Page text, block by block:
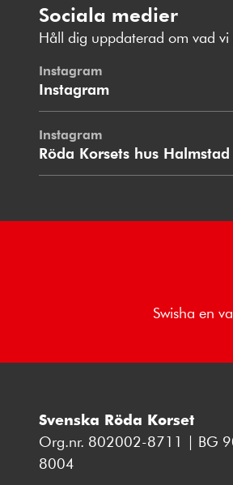
Sociala medier
Håll dig uppdaterad om vad
Instagram
Instagram
Instagram
Röda Korsets hus Halmstad
Swisha en
Svenska Röda Korset
Org.nr. 802002-8711 | BG
8004